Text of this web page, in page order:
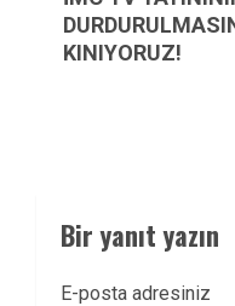
post:
KINIYORUZ!
Bir yanıt yazın
E-posta adresiniz